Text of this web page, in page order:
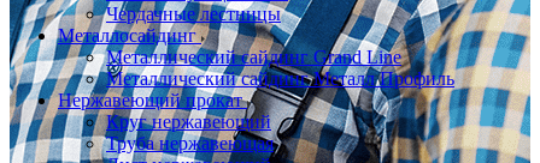
Чердачные лестницы
Металлосайдинг
Металлический сайдинг Grand Line
Металлический сайдинг Металл Профиль
Нержавеющий прокат
Круг нержавеющий
Труба нержавеющая